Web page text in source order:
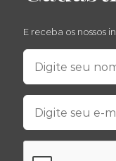
E receba os nossos